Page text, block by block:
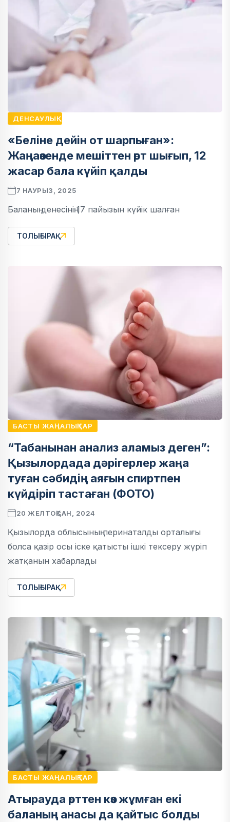
ДЕНСАУЛЫҚ
«Беліне дейін от шарпыған»:
Жаңаөзенде мешіттен өрт шығып, 12
жасар бала күйіп қалды
7 НАУРЫЗ, 2025
Баланың денесінің 17 пайызын күйік шалған
ТОЛЫҒЫРАҚ
БАСТЫ ЖАҢАЛЫҚТАР
“Табанынан анализ аламыз деген”:
Қызылордада дәрігерлер жаңа
туған сәбидің аяғын спиртпен
күйдіріп тастаған (ФОТО)
20 ЖЕЛТОҚСАН, 2024
Қызылорда облысының перинаталды орталығы
болса қазір осы іске қатысты ішкі тексеру жүріп
жатқанын хабарлады
ТОЛЫҒЫРАҚ
БАСТЫ ЖАҢАЛЫҚТАР
Атырауда өрттен көз жұмған екі
баланың анасы да қайтыс болды